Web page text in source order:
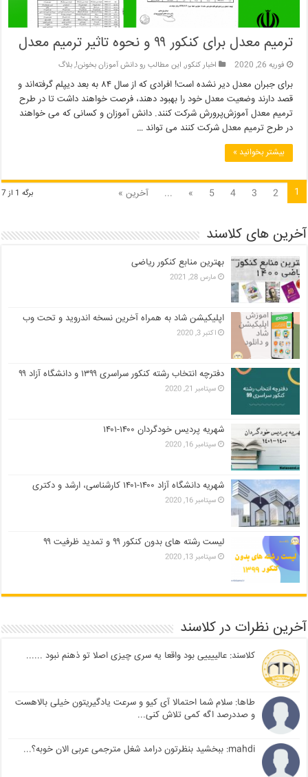
ترمیم معدل برای کنکور ۹۹ و نحوه تاثیر ترمیم معدل
فوریه 26, 2020 اخبار کنکور, این مطالب رو دانش آموزان بخونن!,بلاگ
برای جبران معدل دیر نشده است! افرادی که از سال ۸۴ به بعد دیپلم گرفته‌اند و
قصد دارند وضعیت معدل خود را بهبود دهند، فرصت خواهند داشت تا در طرح
ترمیم معدل آموزش‌پرورش شرکت کنند. دانش آموزان و کسانی که می خواهند
در طرح ترمیم معدل شرکت کنند می تواند …
بیشتر بخوانید »
برگه 1 از 7 1
2
3
4
5
»
... آخرین »
آخرین های کلاسند
بهترین منابع کنکور ریاضی
مارس 28, 2021
اپلیکیشن شاد به همراه آخرین نسخه اندروید و تحت وب
اکتبر 3, 2020
دفترچه انتخاب رشته کنکور سراسری ۱۳۹۹ و دانشگاه آزاد ۹۹
سپتامبر 21, 2020
شهریه پردیس خودگردان ۱۴۰۰-۱۴۰۱
سپتامبر 16, 2020
شهریه دانشگاه آزاد ۱۴۰۰-۱۴۰۱ کارشناسی، ارشد و دکتری
سپتامبر 16, 2020
لیست رشته های بدون کنکور ۹۹ و تمدید ظرفیت ۹۹
سپتامبر 13, 2020
آخرین نظرات در کلاسند
کلاسند: عالییییی بود واقعا یه سری چیزی اصلا تو ذهنم نبود ......
طاها: سلام شما احتمالا آی کیو و سرعت یادگیریتون خیلی بالاهست
و صددرصد اگه کمی تلاش کنی...
mahdi: ببخشید بنظرتون درامد شغل مترجمی عربی الان خوبه؟...